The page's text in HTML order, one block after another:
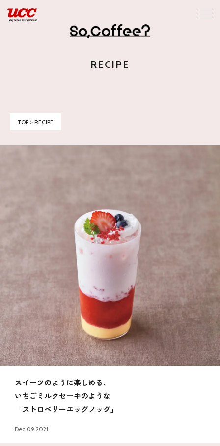
RECIPE
TOP > RECIPE
スイーツのように楽しめる、
いちごミルクセーキのような
「ストロベリーエッグノッグ」
Dec 09.2021